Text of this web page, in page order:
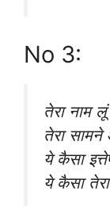
No 3:
तेरा नाम
तेरा सामने
ये कैसा
ये कैसा